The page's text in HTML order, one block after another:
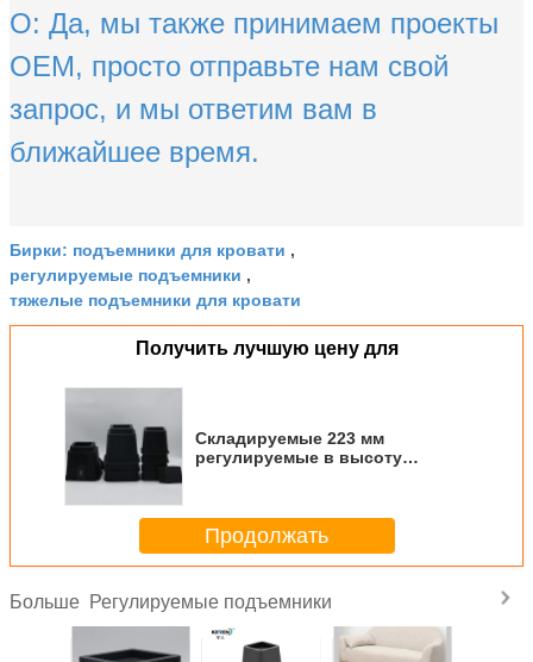
О: Да, мы также принимаем проекты
OEM, просто отправьте нам свой
запрос, и мы ответим вам в
ближайшее время.
Бирки: подъемники для кровати ,
регулируемые подъемники ,
тяжелые подъемники для кровати
Получить лучшую цену для
Складируемые 223 мм
регулируемые в высоту
Продолжать
Больше Регулируемые подъемники